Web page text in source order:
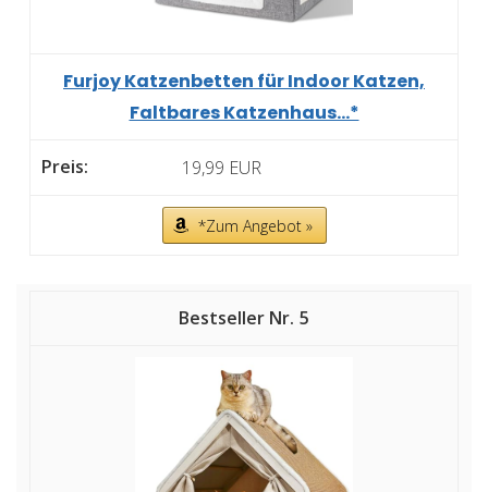
Furjoy Katzenbetten für Indoor Katzen,
Faltbares Katzenhaus...*
19,99 EUR
*Zum Angebot »
5